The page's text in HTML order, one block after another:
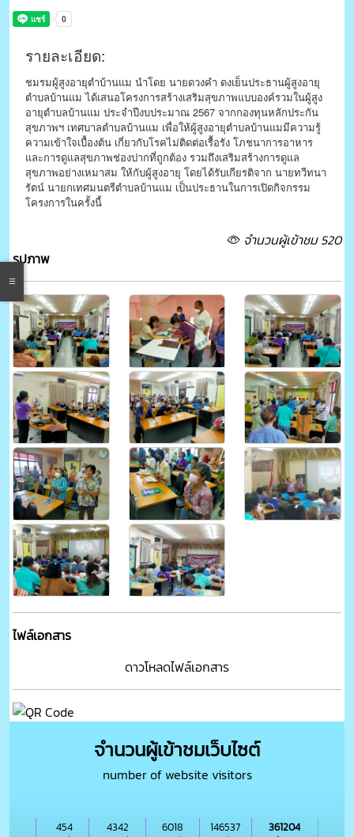
รายละเอียด:
ชมรมผู้สูงอายุตำบ้านแม นำโดย นายดวงคำ ดงเย็นประธานผู้สูงอายุ
ตำบลบ้านแม ได้เสนอโครงการสร้างเสริมสุขภาพแบบองค์รวมในผู้สูง
อายุตำบลบ้านแม ประจำปีงบประมาณ 2567 จากกองทุนหลักประกัน
สุขภาพฯ เทศบาลตำบลบ้านแม เพื่อให้ผู้สูงอายุตำบลบ้านแมมีความรู้
ความเข้าใจเบื้องต้น เกี่ยวกับโรคไม่ติดต่อเรื้อรัง โภชนาการอาหาร
และการดูแลสุขภาพช่องปากที่ถูกต้อง รวมถึงเสริมสร้างการดูแล
สุขภาพอย่างเหมาสม ให้กับผู้สูงอายุ โดยได้รับเกียรติจาก นายทวีทนา
รัตน์ นายกเทศมนตรีตำบลบ้านแม เป็นประธานในการเปิดกิจกรรม
โครงการในครั้งนี้
จำนวนผู้เข้าชม 520
รูปภาพ
ไฟล์เอกสาร
ดาวโหลดไฟล์เอกสาร
จำนวนผู้เข้าชมเว็บไซต์
number of website visitors
454 4342 6018 146537 361204